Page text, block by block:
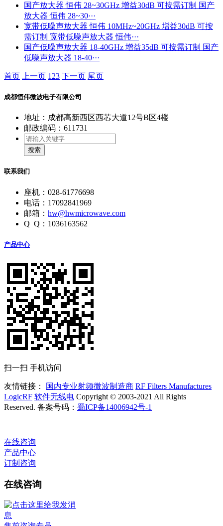
国产放大器 恒伟 28~30GHz 增益30dB 可按需订制 国产
放大器 恒伟 28~30···
宽带低噪声放大器 恒伟 10MHz~20GHz 增益30dB 可按
需订制 宽带低噪声放大器 恒伟···
国产低噪声放大器 18-40GHz 增益35dB 可按需订制 国产
低噪声放大器 18-40···
首页 上一页 1 23 下一页 尾页
成都恒伟微波电子有限公司
地址：成都高新西区西芯大道12号B区4楼
邮政编码：611731
搜索
联系我们
座机：028-61776698
电话：17092841969
邮箱： hw@hwmicrowave.com
Q Q：1036163562
产品中心
扫一扫 手机访问
友情链接： 国内专业射频微波制造商 RF Filters Manufactures
LogicRF 软件无线电 Copyright © 2003-2021 All Rights
Reserved. 备案号码： 蜀ICP备14006942号-1
在线咨询
产品中心
订制咨询
在线咨询